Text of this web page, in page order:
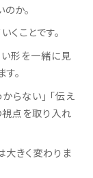
か。
ことです。
形を一緒に見
。
らない」 「伝え
視点を取り入れ
きく変わりま